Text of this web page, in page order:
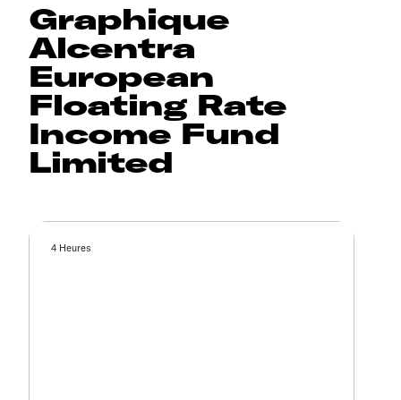
Graphique
Alcentra
European
Floating Rate
Income Fund
Limited
4 Heures